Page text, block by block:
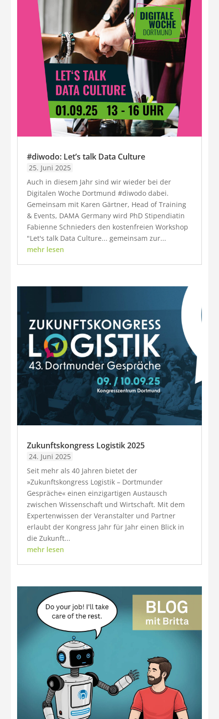
#diwodo: Let’s talk Data Culture
25. Juni 2025
Auch in diesem Jahr sind wir wieder bei der
Digitalen Woche Dortmund #diwodo dabei.
Gemeinsam mit Karen Gärtner, Head of Training
& Events, DAMA Germany wird PhD Stipendiatin
Fabienne Schnieders den kostenfreien Workshop
"Let's talk Data Culture... gemeinsam zur...
mehr lesen
Zukunftskongress Logistik 2025
24. Juni 2025
Seit mehr als 40 Jahren bietet der
»Zukunftskongress Logistik – Dortmunder
Gespräche« einen einzigartigen Austausch
zwischen Wissenschaft und Wirtschaft. Mit dem
Expertenwissen der Veranstalter und Partner
erlaubt der Kongress Jahr für Jahr einen Blick in
die Zukunft...
mehr lesen